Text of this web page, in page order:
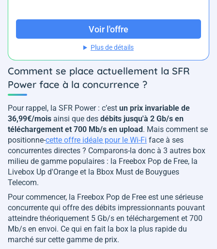
Voir l'offre
Plus de détails
Comment se place actuellement la SFR
Power face à la concurrence ?
Pour rappel, la SFR Power : c’est un prix invariable de
36,99€/mois ainsi que des débits jusqu'à 2 Gb/s en
téléchargement et 700 Mb/s en upload . Mais comment se
positionne-cette offre idéale pour le Wi-Fi face à ses
concurrentes directes ? Comparons-la donc à 3 autres box
milieu de gamme populaires : la Freebox Pop de Free, la
Livebox Up d'Orange et la Bbox Must de Bouygues
Telecom.
Pour commencer, la Freebox Pop de Free est une sérieuse
concurrente qui offre des débits impressionnants pouvant
atteindre théoriquement 5 Gb/s en téléchargement et 700
Mb/s en envoi. Ce qui en fait la box la plus rapide du
marché sur cette gamme de prix.